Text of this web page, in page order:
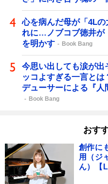
心を病んだ母が「4L
れに…ノブコブ徳井が
を明かす
Book Bang
今思い出しても涙が
ッコよすぎる一言と
デューサーによる『
Book Bang
おす
創作に
用（ジ
ん）【